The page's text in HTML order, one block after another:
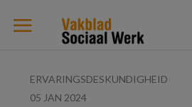
ERVARINGSDESKUNDIGHEID
05 JAN 2024